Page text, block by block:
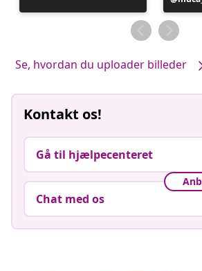
af
Se, hvordan du uploader billeder
Kontakt os!
Gå til hjælpecenteret
Chat med os